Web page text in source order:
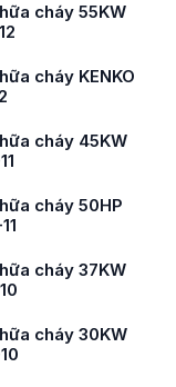
cháy 55KW
cháy KENKO
cháy 45KW
cháy 50HP
cháy 37KW
cháy 30KW